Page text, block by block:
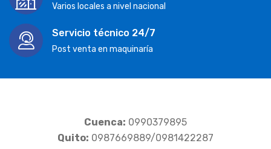
Varios locales a nivel nacional
Servicio técnico 24/7
Post venta en maquinaría
Cuenca: 0990379895
Quito: 0987669889/0981422287